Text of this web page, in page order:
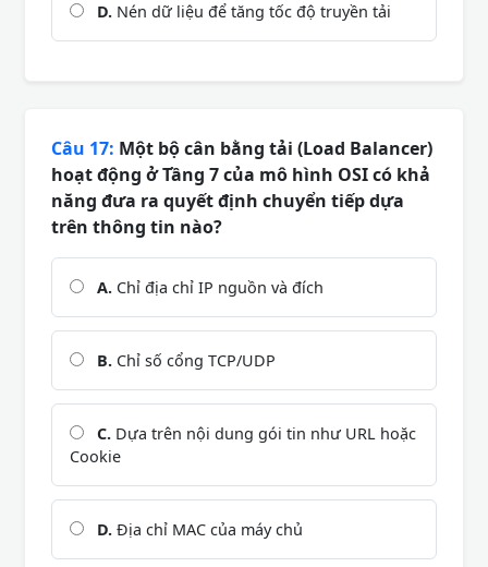
D. Nén dữ liệu để tăng tốc độ truyền tải
Câu 17: Một bộ cân bằng tải (Load Balancer)
hoạt động ở Tầng 7 của mô hình OSI có khả
năng đưa ra quyết định chuyển tiếp dựa
trên thông tin nào?
A. Chỉ địa chỉ IP nguồn và đích
B. Chỉ số cổng TCP/UDP
C. Dựa trên nội dung gói tin như URL hoặc
Cookie
D. Địa chỉ MAC của máy chủ